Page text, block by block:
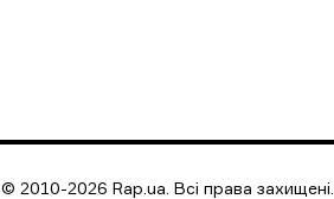
© 2010-2026 Rap.ua. Всі права захищені.